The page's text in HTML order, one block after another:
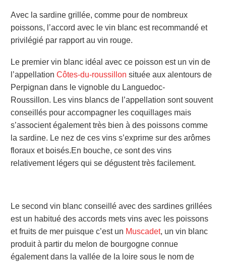
Avec la sardine grillée, comme pour de nombreux
poissons, l’accord avec le vin blanc est recommandé et
privilégié par rapport au vin rouge.
Le premier vin blanc idéal avec ce poisson est un vin de
l’appellation Côtes-du-roussillon située aux alentours de
Perpignan dans le vignoble du Languedoc-
Roussillon. Les vins blancs de l’appellation sont souvent
conseillés pour accompagner les coquillages mais
s’associent également très bien à des poissons comme
la sardine. Le nez de ces vins s’exprime sur des arômes
floraux et boisés.En bouche, ce sont des vins
relativement légers qui se dégustent très facilement.
Le second vin blanc conseillé avec des sardines grillées
est un habitué des accords mets vins avec les poissons
et fruits de mer puisque c’est un Muscadet, un vin blanc
produit à partir du melon de bourgogne connue
également dans la vallée de la loire sous le nom de